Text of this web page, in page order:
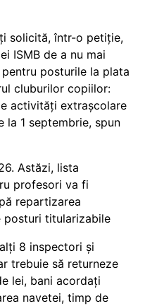
solicită, într-o petiție,
ISMB de a nu mai
posturile la plata
cluburilor copiilor:
activități extrașcolare
la 1 septembrie, spun
Astăzi, lista
profesori va fi
repartizarea
posturi titularizabile
8 inspectori și
trebuie să returneze
lei, bani acordați
navetei, timp de